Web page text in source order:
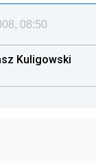
08:50
Kuligowski